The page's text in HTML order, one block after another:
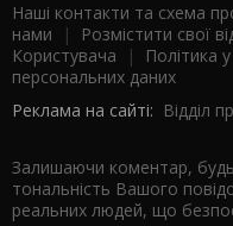
Наші контакти та схема
нами | Розмістити свої
Користувача |
Політика
персональних даних
Реклама на сайті: Відділ
Залишаючи коментар,
тональність Вашого
реальних людей, що